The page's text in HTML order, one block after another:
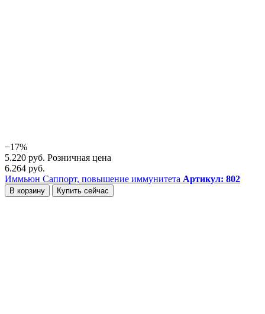
−17%
5.220 руб. Розничная цена
6.264 руб.
Иммьюн Саппорт, повышение иммунитета Артикул: 802
В корзину Купить сейчас